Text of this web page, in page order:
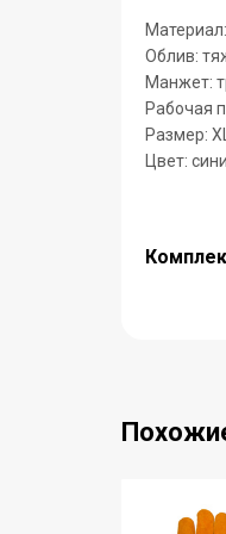
Облив:
Манжет:
Рабочая
Размер:
Цвет: